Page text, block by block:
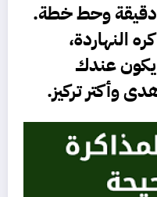
دقيقة وحط خطة.
النهاردة،
يكون عندك
وأكتر تركيز.